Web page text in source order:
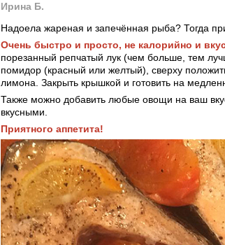
Ирина Б.
Надоела жареная и запечённая рыба? Тогда
Очень быстро и просто, не калорийно и
порезанный репчатый лук (чем больше, тем
помидор (красный или желтый), сверху
лимона. Закрыть крышкой и готовить на
Также можно добавить любые овощи на ваш
вкусными.
Приятного аппетита!